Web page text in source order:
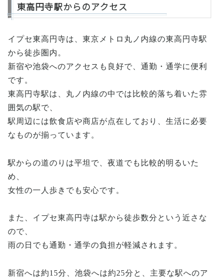
東高円寺駅からのアクセス
イプセ東高円寺は、東京メトロ丸ノ内線の東高円寺駅
から徒歩圏内。
新宿や池袋へのアクセスも良好で、通勤・通学に便利
です。
東高円寺駅は、丸ノ内線の中では比較的落ち着いた雰
囲気の駅で、
駅周辺には飲食店や商店が点在しており、生活に必要
なものが揃っています。
駅からの道のりは平坦で、夜道でも比較的明るいた
め、
女性の一人歩きでも安心です。
また、イプセ東高円寺は駅から徒歩数分という近さな
ので、
雨の日でも通勤・通学の負担が軽減されます。
新宿へは約15分、池袋へは約25分と、主要な駅へのア